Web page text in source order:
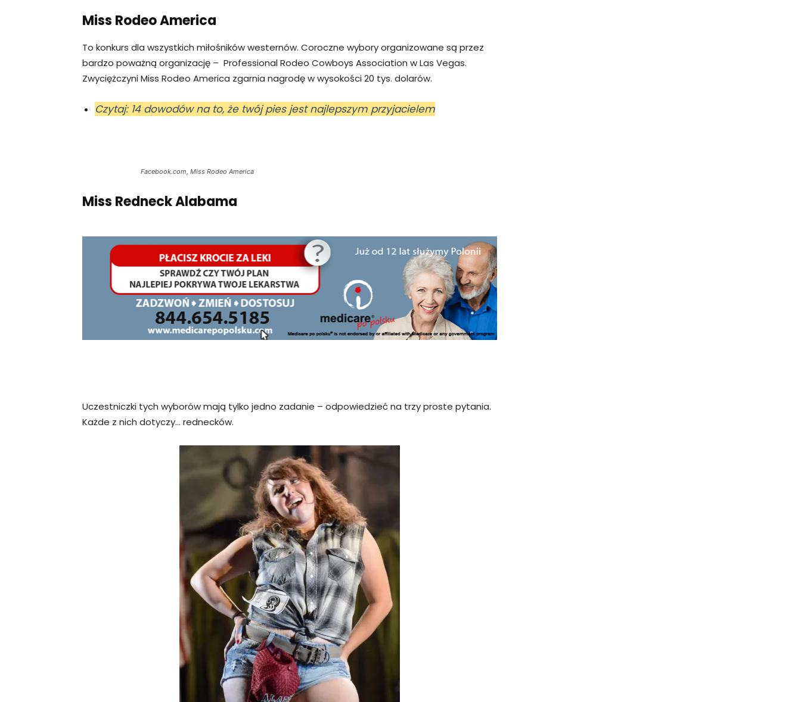
Miss Rodeo America
To konkurs dla wszystkich miłośników westernów. Coroczne wybory organizowane są przez
bardzo poważną organizację – Professional Rodeo Cowboys Association w Las Vegas.
Zwyciężczyni Miss Rodeo America zgarnia nagrodę w wysokości 20 tys. dolarów.
Czytaj: 14 dowodów na to, że twój pies jest najlepszym przyjacielem
Facebook.com, Miss Rodeo America
Miss Redneck Alabama
Uczestniczki tych wyborów mają tylko jedno zadanie – odpowiedzieć na trzy proste pytania.
Każde z nich dotyczy… rednecków.